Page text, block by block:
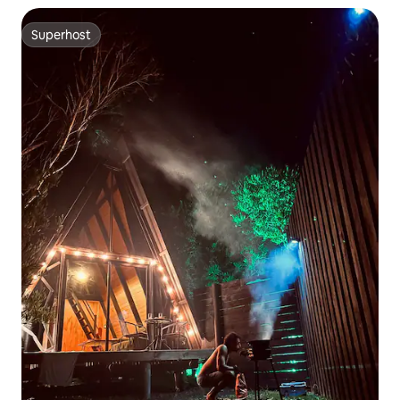
Superhost
Superhost